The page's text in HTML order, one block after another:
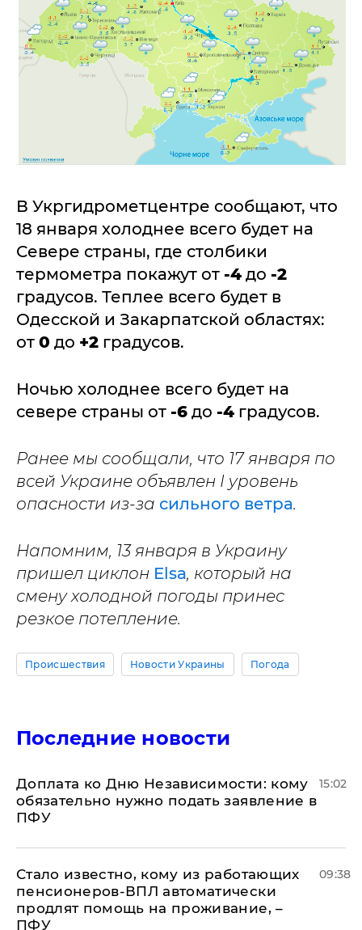
В Укргидрометцентре сообщают, что
18 января холоднее всего будет на
Севере страны, где столбики
термометра покажут от -4 до -2
градусов. Теплее всего будет в
Одесской и Закарпатской областях:
от 0 до +2 градусов.
Ночью холоднее всего будет на
севере страны от -6 до -4 градусов.
Ранее мы сообщали, что 17 января по
всей Украине объявлен І уровень
опасности из-за сильного ветра.
Напомним, 13 января в Украину
пришел циклон Elsa, который на
смену холодной погоды принес
резкое потепление.
Происшествия Новости Украины Погода
Последние новости
Доплата ко Дню Независимости: кому
обязательно нужно подать заявление в
ПФУ
15:02
Стало известно, кому из работающих
пенсионеров-ВПЛ автоматически
продлят помощь на проживание, –
ПФУ
09:38